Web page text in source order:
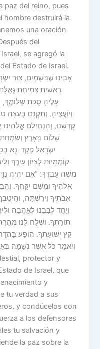
paz del reino, pues
hombre destruirá la
una oración
del
se agregó la
Estado de Israel.
אָבִינוּ שֶׁבַּשָּׁמַיִם, צוּר
רֵאשִׁית צְמִיחַת
עָלֶיהָ סֻכַּת שְׁלוֹמֶךָ,
וְיוֹעֲצֶיהָ, וְתַקְּנֵם בְּעֵצָה
קָדְשֵׁנוּ, וְהַנְחִילֵם
שָׁלוֹם בָּאָרֶץ וְשִׂמְחַת
יִשְׂרָאֵל פְּקָד-נָא
קוֹמְמִיּוּת לְצִיּוֹן עִירֶךָ
משֶׁה עַבְדֶּךָ: “אִם יִהְיֶה
אֱלֹהֶיךָ וּמִשָּׁם יִקָּחֶךָ.
אֲבֹתֶיךָ וִירִשְׁתָּהּ,
וְיַחֵד לְבָבֵנוּ לְאַהֲבָה
תּוֹרָתֶךָ. וּשְׁלַח לָנוּ
קֵץ יְשׁוּעָתֶךָ. הוֹפַע
וְיֹאמַר כֹּל אֲשֶׁר נְשָׁמָה
de Israel, que
y
tu verdad a sus
y condúcelos con
a los defensores
tu salvación y
la paz sobre la